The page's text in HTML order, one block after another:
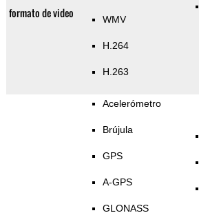
formato de video WMV
H.264
H.263
Acelerómetro
Brújula
GPS
A-GPS
GLONASS